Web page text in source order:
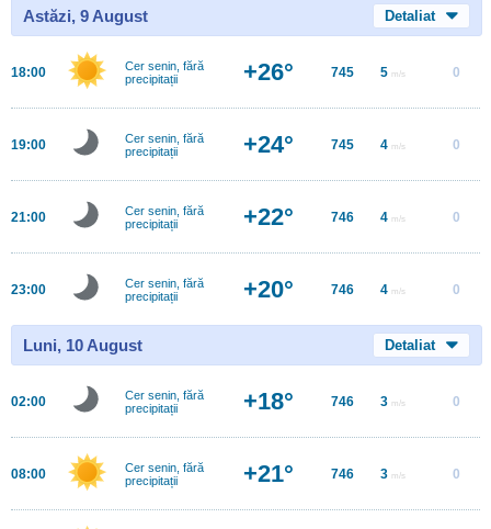
Astăzi, 9 August Detaliat
18:00
Cer senin, fără
precipitații
+26° 745 5 m/s 0
19:00
Cer senin, fără
precipitații
+24° 745 4 m/s 0
21:00
Cer senin, fără
precipitații
+22° 746 4 m/s 0
23:00
Cer senin, fără
precipitații
+20° 746 4 m/s 0
Luni, 10 August Detaliat
02:00
Cer senin, fără
precipitații
+18° 746 3 m/s 0
08:00
Cer senin, fără
precipitații
+21° 746 3 m/s 0